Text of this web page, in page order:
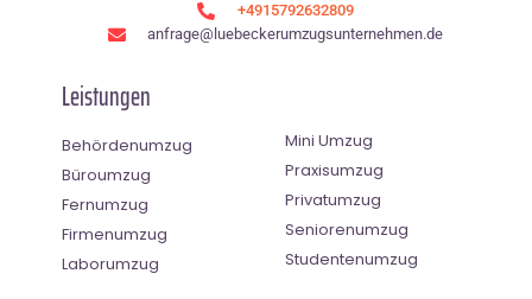
+4915792632809
anfrage@luebeckerumzugsunternehmen.de
Leistungen
Behördenumzug
Büroumzug
Fernumzug
Firmenumzug
Laborumzug
Mini Umzug
Praxisumzug
Privatumzug
Seniorenumzug
Studentenumzug